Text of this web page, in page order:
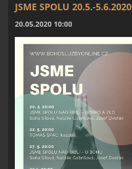
JSME SPOLU 20.5.-5.6.2020
20.05.2020 10:00